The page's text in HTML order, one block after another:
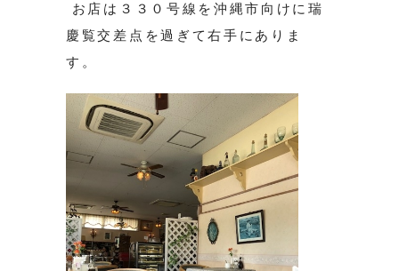
お店は３３０号線を沖縄市向けに瑞
慶覧交差点を過ぎて右手にありま
す。